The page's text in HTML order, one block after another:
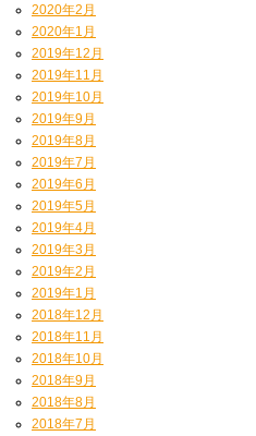
2020年2月
2020年1月
2019年12月
2019年11月
2019年10月
2019年9月
2019年8月
2019年7月
2019年6月
2019年5月
2019年4月
2019年3月
2019年2月
2019年1月
2018年12月
2018年11月
2018年10月
2018年9月
2018年8月
2018年7月